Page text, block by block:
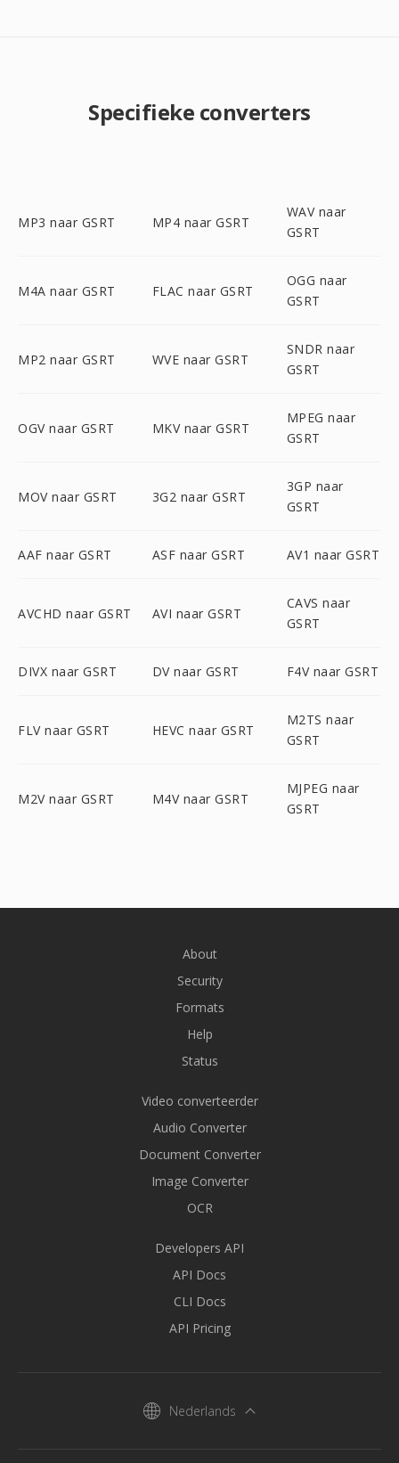
Specifieke converters
MP3 naar GSRT MP4 naar GSRT
WAV naar
GSRT
M4A naar GSRT FLAC naar GSRT
OGG naar
GSRT
MP2 naar GSRT WVE naar GSRT
SNDR naar
GSRT
OGV naar GSRT MKV naar GSRT
MPEG naar
GSRT
MOV naar GSRT 3G2 naar GSRT
3GP naar
GSRT
AAF naar GSRT ASF naar GSRT AV1 naar GSRT
AVCHD naar GSRT AVI naar GSRT
CAVS naar
GSRT
DIVX naar GSRT DV naar GSRT F4V naar GSRT
FLV naar GSRT HEVC naar GSRT
M2TS naar
GSRT
M2V naar GSRT M4V naar GSRT
MJPEG naar
GSRT
About
Security
Formats
Help
Status
Video converteerder
Audio Converter
Document Converter
Image Converter
OCR
Developers API
API Docs
CLI Docs
API Pricing
Nederlands